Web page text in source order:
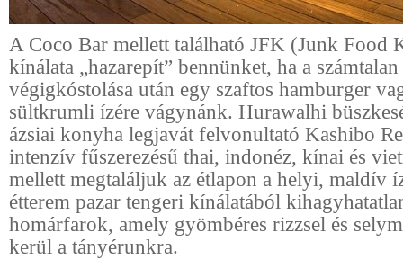
A Coco Bar mellett található JFK (Junk Food
kínálata „hazarepít” bennünket, ha a
végigkóstolása után egy szaftos hamburger
sültkrumli ízére vágynánk. Hurawalhi
ázsiai konyha legjavát felvonultató Kashibo
intenzív fűszerezésű thai, indonéz, kínai és
mellett megtaláljuk az étlapon a helyi, maldív
étterem pazar tengeri kínálatából
homárfarok, amely gyömbéres rizzsel és
kerül a tányérunkra.